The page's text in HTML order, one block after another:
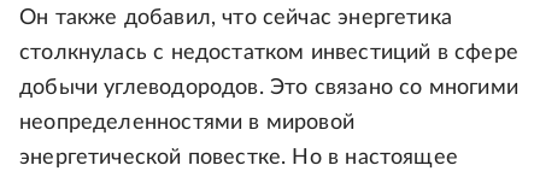
Он также добавил, что сейчас энергетика
столкнулась с недостатком инвестиций в сфере
добычи углеводородов. Это связано со многими
неопределенностями в мировой
энергетической повестке. Но в настоящее